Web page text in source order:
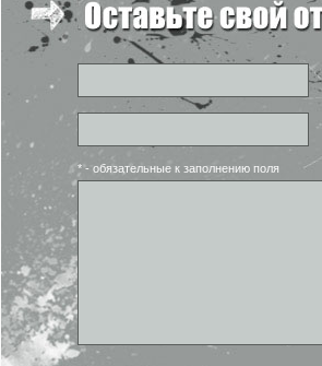
* - обязательные к заполнению поля